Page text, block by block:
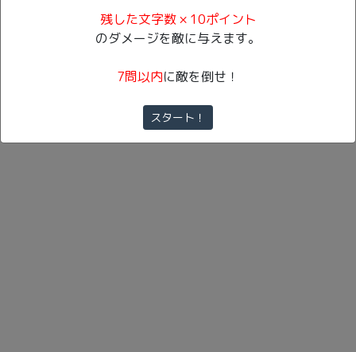
残した文字数 × 10ポイント
のダメージを敵に与えます。
7問以内に敵を倒せ！
スタート！